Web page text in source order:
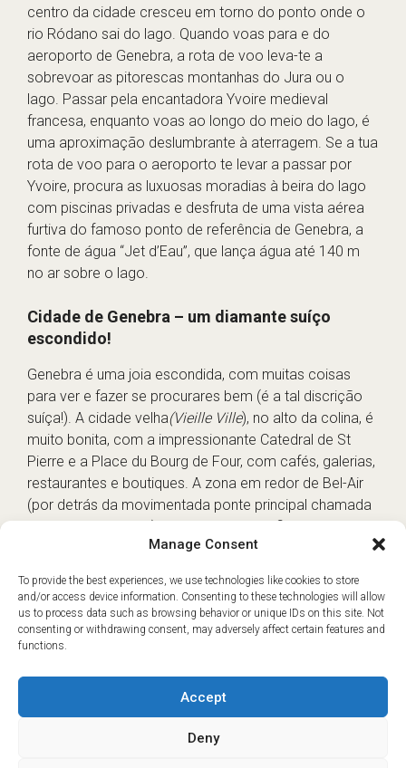
Manage Consent
To provide the best experiences, we use technologies like cookies to store
and/or access device information. Consenting to these technologies will allow
us to process data such as browsing behavior or unique IDs on this site. Not
consenting or withdrawing consent, may adversely affect certain features and
functions.
Accept
Deny
centro da cidade cresceu em torno do ponto onde o
rio Ródano sai do lago. Quando voas para e do
aeroporto de Genebra, a rota de voo leva-te a
sobrevoar as pitorescas montanhas do Jura ou o
lago. Passar pela encantadora Yvoire medieval
francesa, enquanto voas ao longo do meio do lago, é
uma aproximação deslumbrante à aterragem. Se a tua
rota de voo para o aeroporto te levar a passar por
Yvoire, procura as luxuosas moradias à beira do lago
com piscinas privadas e desfruta de uma vista aérea
furtiva do famoso ponto de referência de Genebra, a
fonte de água “Jet d’Eau”, que lança água até 140 m
no ar sobre o lago.
Cidade de Genebra – um diamante suíço
escondido!
Genebra é uma joia escondida, com muitas coisas
para ver e fazer se procurares bem (é a tal discrição
suíça!). A cidade velha(Vieille Ville), no alto da colina, é
muito bonita, com a impressionante Catedral de St
Pierre e a Place du Bourg de Four, com cafés, galerias,
restaurantes e boutiques. A zona em redor de Bel-Air
(por detrás da movimentada ponte principal chamada
Pont du Mont Blanc) é muito boémia e fixe, com
pequenos bares encantadores à beira-rio com
como Usine. Da mesma forma, a zona de Planpalais
tem um fabuloso mercado multicultural com muitas
bancas de comida de rua, um skatepark e parques
Jardins botânicos e museus em abundância
Do outro lado da famosa ponte